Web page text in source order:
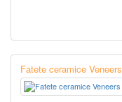
Fatete ceramice Veneers